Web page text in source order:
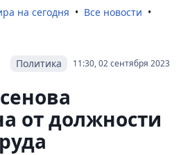
на сегодня
Все новости
11:30, 02 сентября 2023
Политика
от должности